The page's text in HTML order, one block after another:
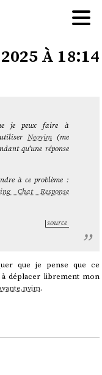
à 18:14
je peux faire à
utiliserNeovim (me
qu'une réponse
à ce problème :
Chat Response
source
que je pense que ce
déplacer librement mon
.